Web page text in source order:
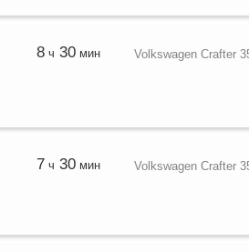
8ч 30мин Volkswagen Crafter
7 ч 30мин Volkswagen Crafter